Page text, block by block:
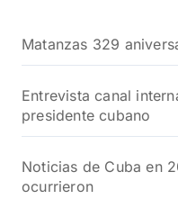
Matanzas 329
Entrevista canal
presidente cubano
Noticias de Cuba en
ocurrieron